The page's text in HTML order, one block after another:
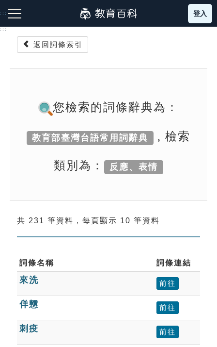
到
主
:::
生字詞彙表
成語故事
索引選單
單字索引
生命大百科索引
遊戲專區
教學應用
登入
:::
返回詞條索引
您檢索的詞條辭典為：
教育部臺灣台語常用詞辭典 , 檢索
類別為： 反應、表情
共 231 筆資料，每頁顯示 10 筆資料
詞條名稱 詞條連結
來洗 前往
佯戇 前往
刺疫 前往